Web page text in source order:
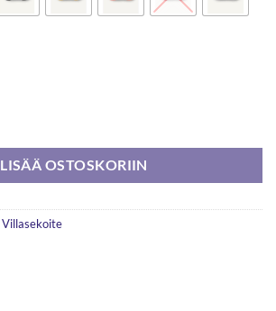
LISÄÄ OSTOSKORIIN
Villasekoite